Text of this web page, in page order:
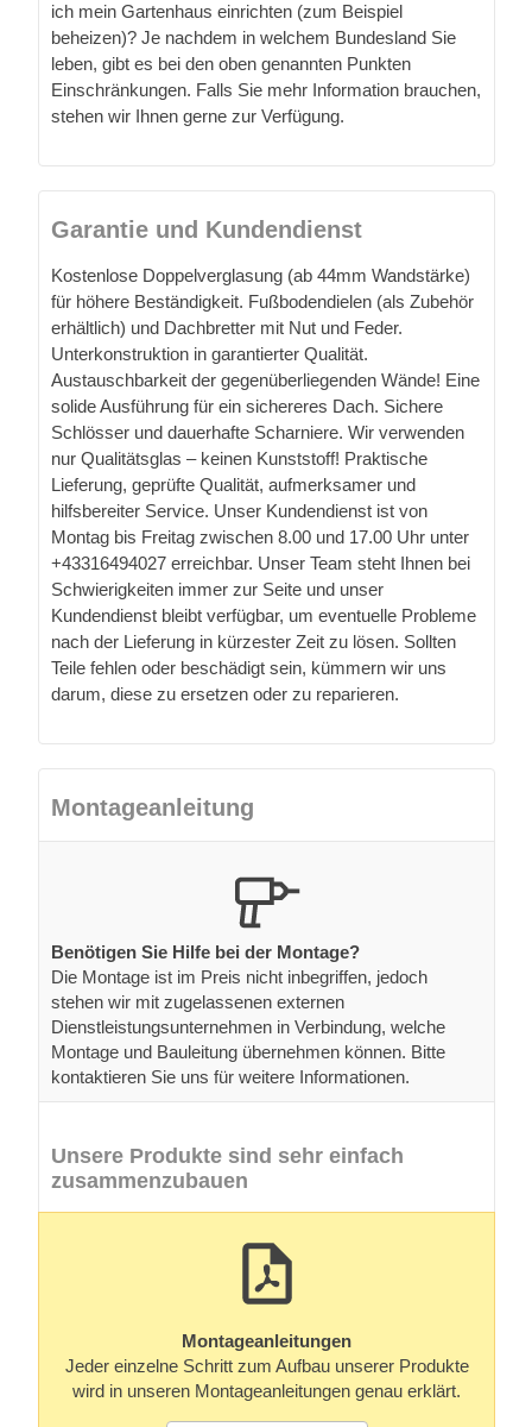
ich mein Gartenhaus einrichten (zum Beispiel
beheizen)? Je nachdem in welchem Bundesland Sie
leben, gibt es bei den oben genannten Punkten
Einschränkungen. Falls Sie mehr Information brauchen,
stehen wir Ihnen gerne zur Verfügung.
Garantie und Kundendienst
Kostenlose Doppelverglasung (ab 44mm Wandstärke)
für höhere Beständigkeit. Fußbodendielen (als Zubehör
erhältlich) und Dachbretter mit Nut und Feder.
Unterkonstruktion in garantierter Qualität.
Austauschbarkeit der gegenüberliegenden Wände! Eine
solide Ausführung für ein sichereres Dach. Sichere
Schlösser und dauerhafte Scharniere. Wir verwenden
nur Qualitätsglas – keinen Kunststoff! Praktische
Lieferung, geprüfte Qualität, aufmerksamer und
hilfsbereiter Service. Unser Kundendienst ist von
Montag bis Freitag zwischen 8.00 und 17.00 Uhr unter
+43316494027 erreichbar. Unser Team steht Ihnen bei
Schwierigkeiten immer zur Seite und unser
Kundendienst bleibt verfügbar, um eventuelle Probleme
nach der Lieferung in kürzester Zeit zu lösen. Sollten
Teile fehlen oder beschädigt sein, kümmern wir uns
darum, diese zu ersetzen oder zu reparieren.
Montageanleitung
Benötigen Sie Hilfe bei der Montage?
Die Montage ist im Preis nicht inbegriffen, jedoch
stehen wir mit zugelassenen externen
Dienstleistungsunternehmen in Verbindung, welche
Montage und Bauleitung übernehmen können. Bitte
kontaktieren Sie uns für weitere Informationen.
Unsere Produkte sind sehr einfach
zusammenzubauen
Montageanleitungen
Jeder einzelne Schritt zum Aufbau unserer Produkte
wird in unseren Montageanleitungen genau erklärt.